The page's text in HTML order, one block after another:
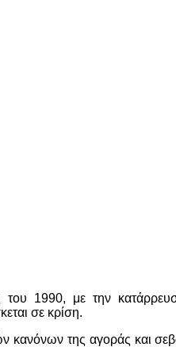
του 1990, με την
σε κρίση.
κανόνων της αγοράς και